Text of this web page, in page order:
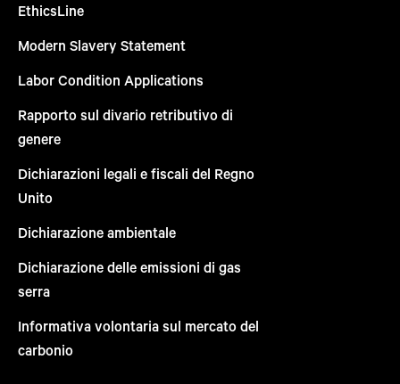
EthicsLine
Modern Slavery Statement
Labor Condition Applications
Rapporto sul divario retributivo di
genere
Dichiarazioni legali e fiscali del Regno
Unito
Dichiarazione ambientale
Dichiarazione delle emissioni di gas
serra
Informativa volontaria sul mercato del
carbonio